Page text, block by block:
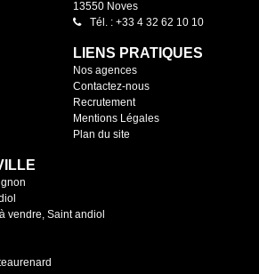
13550 Noves
Tél. : +33 4 32 62 10 10
LIENS PRATIQUES
Nos agences
Contactez-nous
Recrutement
Mentions Légales
Plan du site
vendre, Saint andiol